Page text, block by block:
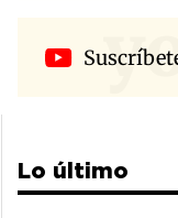
Lo último